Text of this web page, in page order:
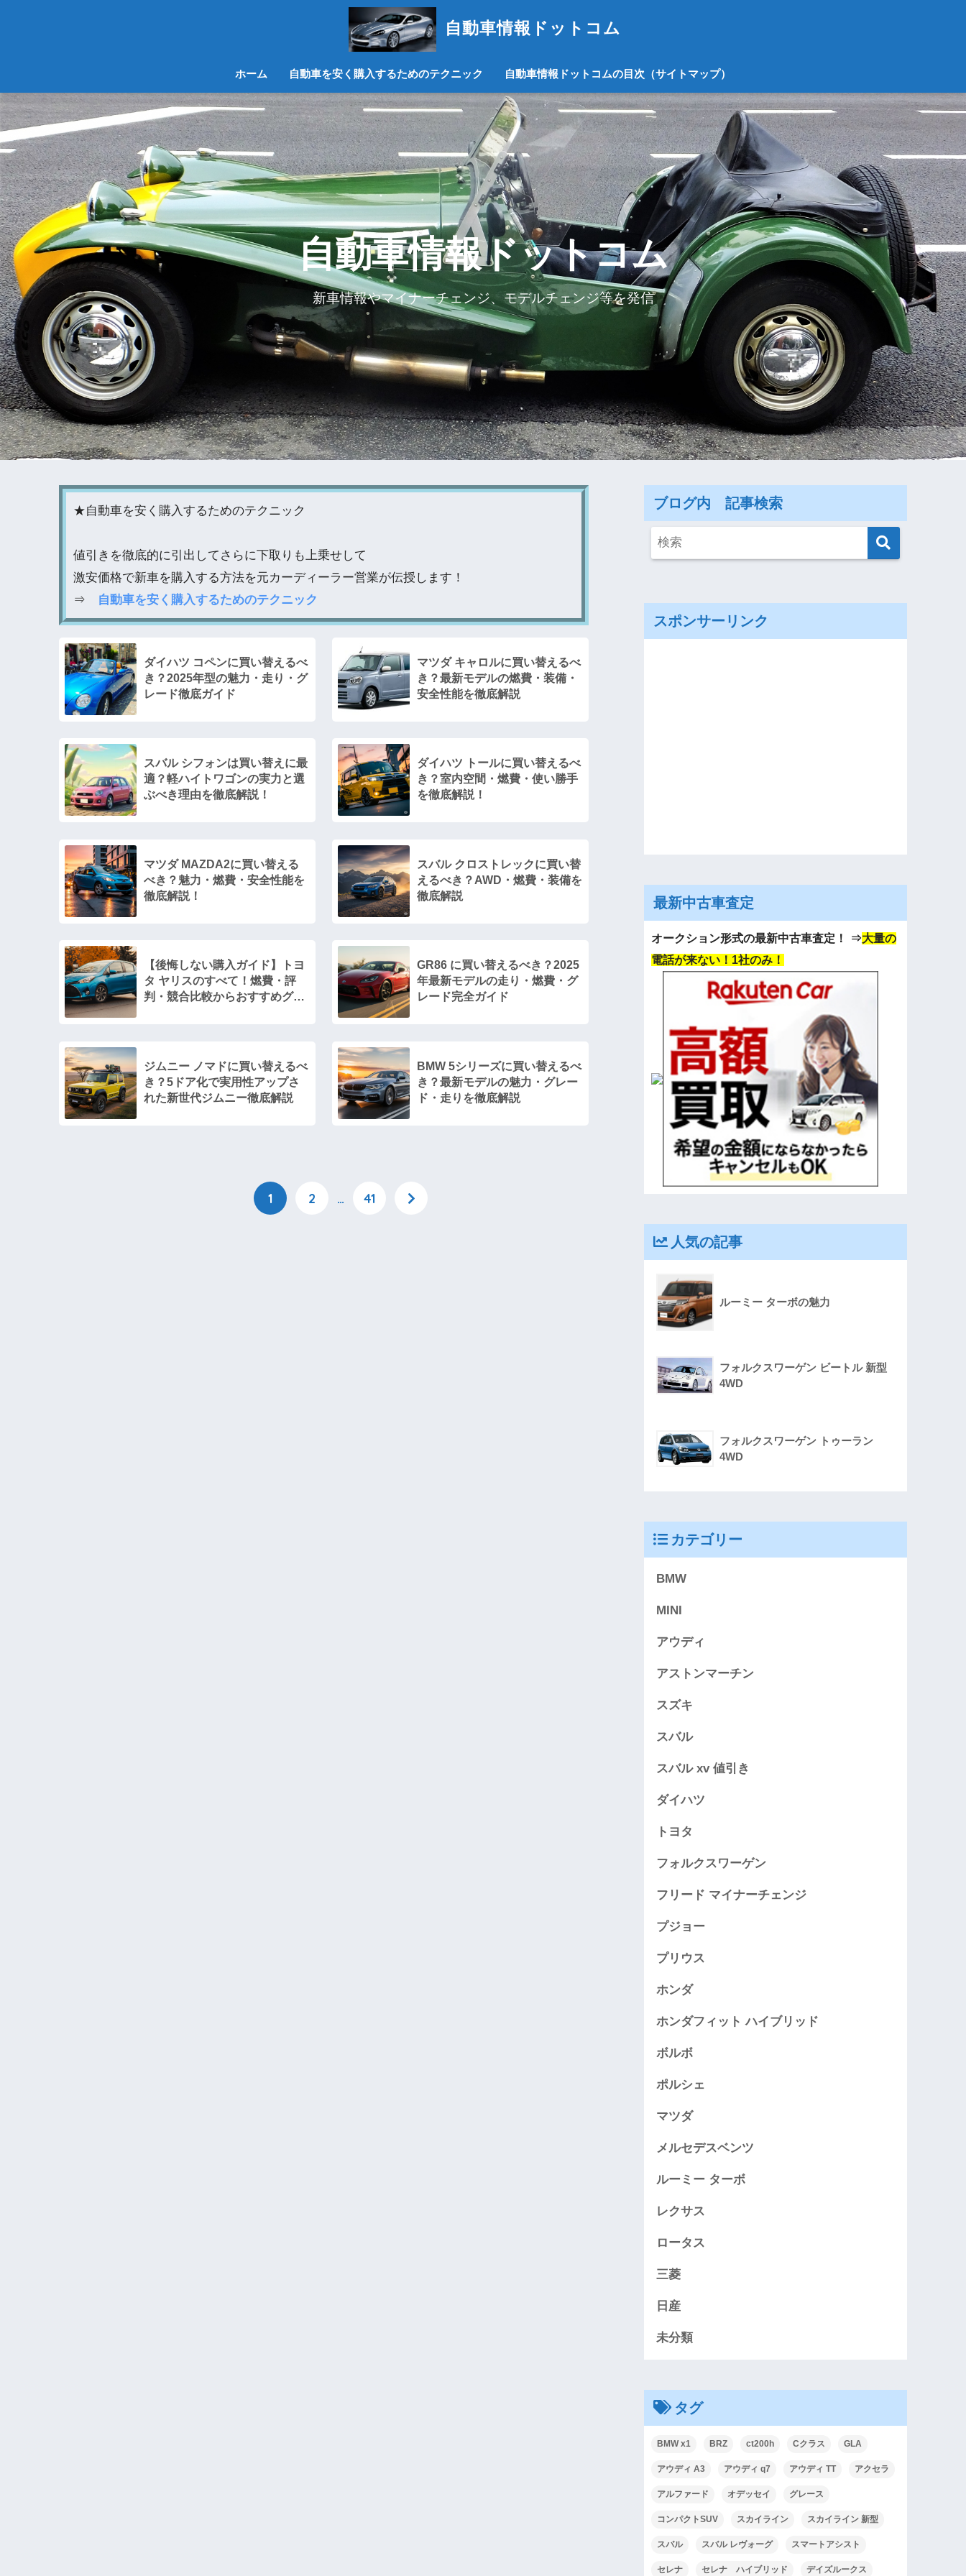
自動車情報ドットコム
ホーム 自動車を安く購入するためのテクニック 自動車情報ドットコムの目次（サイトマップ）
自動車情報ドットコム
新車情報やマイナーチェンジ、モデルチェンジ等を発信
★自動車を安く購入するためのテクニック
値引きを徹底的に引出してさらに下取りも上乗せして
激安価格で新車を購入する方法を元カーディーラー営業が伝授します！
⇒
自動車を安く購入するためのテクニック
ダイハツ コペンに買い替えるべ
き？2025年型の魅力・走り・グ
レード徹底ガイド
マツダ キャロルに買い替えるべ
き？最新モデルの燃費・装備・
安全性能を徹底解説
スバル シフォンは買い替えに最
適？軽ハイトワゴンの実力と選
ぶべき理由を徹底解説！
ダイハツ トールに買い替えるべ
き？室内空間・燃費・使い勝手
を徹底解説！
マツダ MAZDA2に買い替える
べき？魅力・燃費・安全性能を
徹底解説！
スバル クロストレックに買い替
えるべき？AWD・燃費・装備を
徹底解説
【後悔しない購入ガイド】トヨ
タ ヤリスのすべて！燃費・評
判・競合比較からおすすめグレ
GR86 に買い替えるべき？2025
年最新モデルの走り・燃費・グ
レード完全ガイド
ジムニー ノマドに買い替えるべ
き？5ドア化で実用性アップさ
れた新世代ジムニー徹底解説
BMW 5シリーズに買い替えるべ
き？最新モデルの魅力・グレー
ド・走りを徹底解説
1 2 … 41
ブログ内 記事検索
スポンサーリンク
最新中古車査定
オークション形式の最新中古車査定！ ⇒大量の
電話が来ない！1社のみ！
人気の記事
ルーミー ターボの魅力
フォルクスワーゲン ビートル 新型
4WD
フォルクスワーゲン トゥーラン
4WD
カテゴリー
BMW
MINI
アウディ
アストンマーチン
スズキ
スバル
スバル xv 値引き
ダイハツ
トヨタ
フォルクスワーゲン
フリード マイナーチェンジ
プジョー
プリウス
ホンダ
ホンダフィット ハイブリッド
ボルボ
ポルシェ
マツダ
メルセデスベンツ
ルーミー ターボ
レクサス
ロータス
三菱
日産
未分類
タグ
BMW x1 BRZ ct200h Cクラス GLA
アウディ A3 アウディ q7 アウディ TT アクセラ
アルファード オデッセイ グレース
コンパクトSUV スカイライン スカイライン 新型
スバル スバル レヴォーグ スマートアシスト
セレナ セレナ ハイブリッド デイズルークス